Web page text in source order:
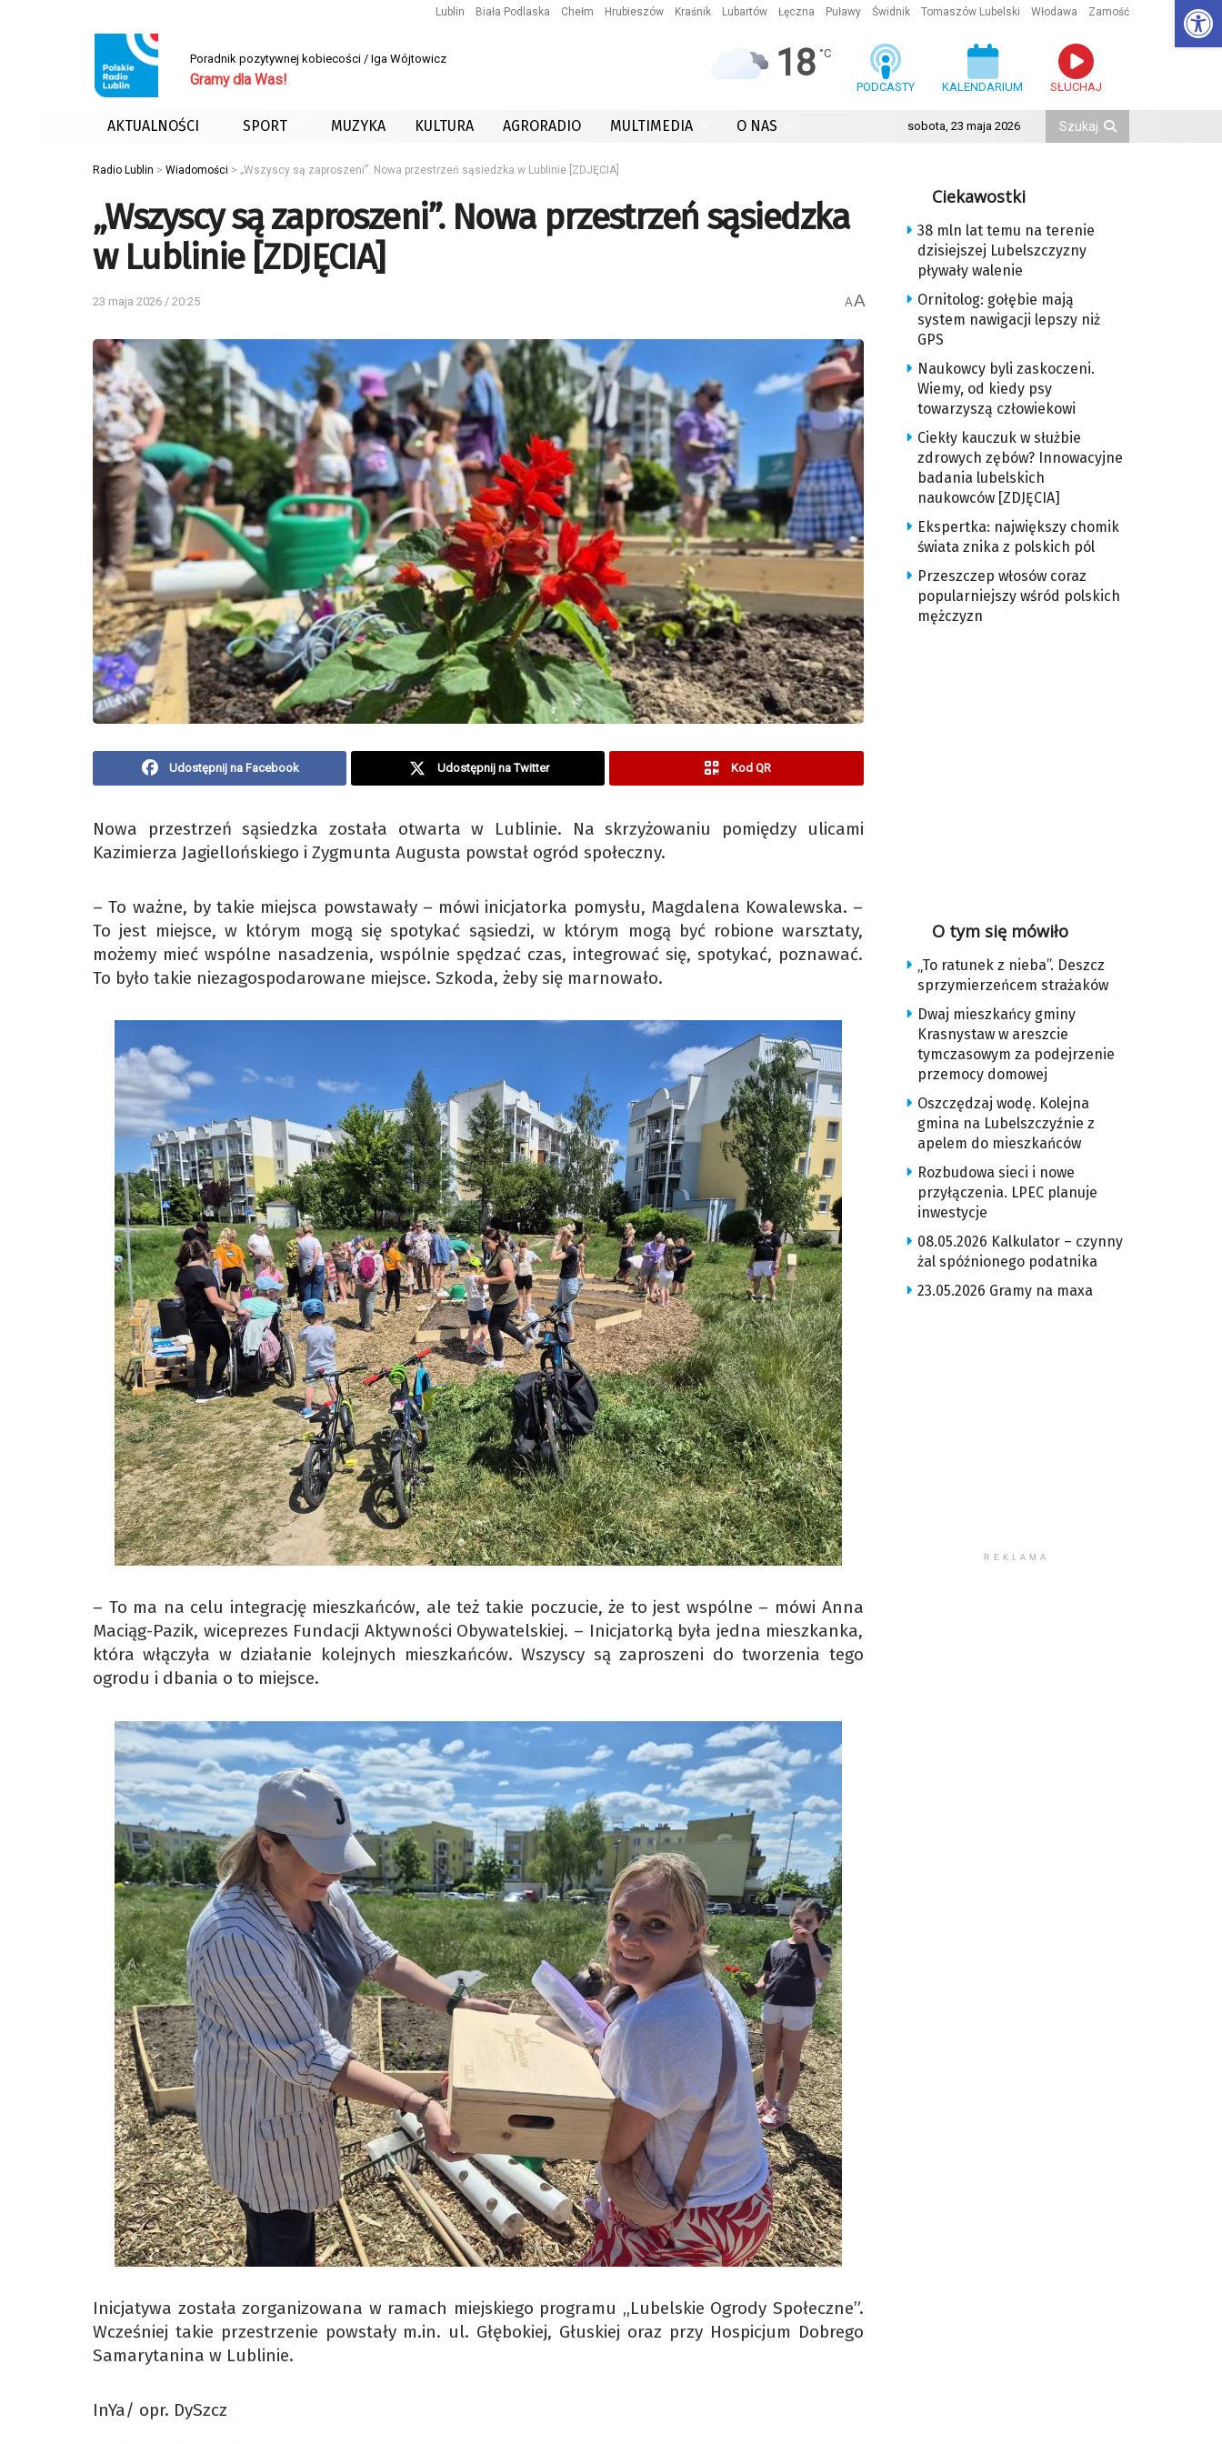
Lublin Biała Podlaska Chełm Hrubieszów Kraśnik Lubartów Łęczna Puławy Świdnik Tomaszów Lubelski Włodawa Zamość
Poradnik pozytywnej kobiecości / Iga Wójtowicz
Gramy dla Was! 18 °C
PODCASTY KALENDARIUM SŁUCHAJ
AKTUALNOŚCI SPORT MUZYKA KULTURA AGRORADIO MULTIMEDIA O NAS sobota, 23 maja 2026
Radio Lublin > Wiadomości > „Wszyscy są zaproszeni”. Nowa przestrzeń sąsiedzka w Lublinie [ZDJĘCIA]
„Wszyscy są zaproszeni”. Nowa przestrzeń sąsiedzka
w Lublinie [ZDJĘCIA]
23 maja 2026 / 20:25 AA
Udostępnij na Facebook Udostępnij na Twitter Kod QR
Nowa przestrzeń sąsiedzka została otwarta w Lublinie. Na skrzyżowaniu pomiędzy ulicami
Kazimierza Jagiellońskiego i Zygmunta Augusta powstał ogród społeczny.
– To ważne, by takie miejsca powstawały – mówi inicjatorka pomysłu, Magdalena Kowalewska. –
To jest miejsce, w którym mogą się spotykać sąsiedzi, w którym mogą być robione warsztaty,
możemy mieć wspólne nasadzenia, wspólnie spędzać czas, integrować się, spotykać, poznawać.
To było takie niezagospodarowane miejsce. Szkoda, żeby się marnowało.
– To ma na celu integrację mieszkańców, ale też takie poczucie, że to jest wspólne – mówi Anna
Maciąg-Pazik, wiceprezes Fundacji Aktywności Obywatelskiej. – Inicjatorką była jedna mieszkanka,
która włączyła w działanie kolejnych mieszkańców. Wszyscy są zaproszeni do tworzenia tego
ogrodu i dbania o to miejsce.
Inicjatywa została zorganizowana w ramach miejskiego programu „Lubelskie Ogrody Społeczne”.
Wcześniej takie przestrzenie powstały m.in. ul. Głębokiej, Głuskiej oraz przy Hospicjum Dobrego
Samarytanina w Lublinie.
InYa/ opr. DySzcz
Ciekawostki
38 mln lat temu na terenie
dzisiejszej Lubelszczyzny
pływały walenie
Ornitolog: gołębie mają
system nawigacji lepszy niż
GPS
Naukowcy byli zaskoczeni.
Wiemy, od kiedy psy
towarzyszą człowiekowi
Ciekły kauczuk w służbie
zdrowych zębów? Innowacyjne
badania lubelskich
naukowców [ZDJĘCIA]
Ekspertka: największy chomik
świata znika z polskich pól
Przeszczep włosów coraz
popularniejszy wśród polskich
mężczyzn
O tym się mówiło
„To ratunek z nieba”. Deszcz
sprzymierzeńcem strażaków
Dwaj mieszkańcy gminy
Krasnystaw w areszcie
tymczasowym za podejrzenie
przemocy domowej
Oszczędzaj wodę. Kolejna
gmina na Lubelszczyźnie z
apelem do mieszkańców
Rozbudowa sieci i nowe
przyłączenia. LPEC planuje
inwestycje
08.05.2026 Kalkulator – czynny
żal spóźnionego podatnika
23.05.2026 Gramy na maxa
REKLAMA